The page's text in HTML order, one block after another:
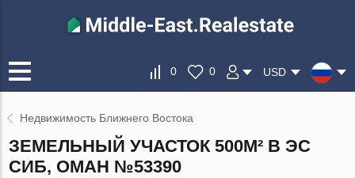
0 0 USD
Недвижимость Ближнего Востока
ЗЕМЕЛЬНЫЙ УЧАСТОК 500М² В ЭС
СИБ, ОМАН №53390